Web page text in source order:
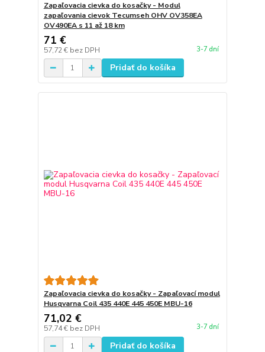
Zapaľovacia cievka do kosačky - Modul
zapaľovania cievok Tecumseh OHV OV358EA
OV490EA s 11 až 18 km
71 €
57,72 € bez DPH 3-7 dní
Pridať do košíka
Zapaľovacia cievka do kosačky - Zapaľovací modul
Husqvarna Coil 435 440E 445 450E MBU-16
71,02 €
57,74 € bez DPH 3-7 dní
Pridať do košíka